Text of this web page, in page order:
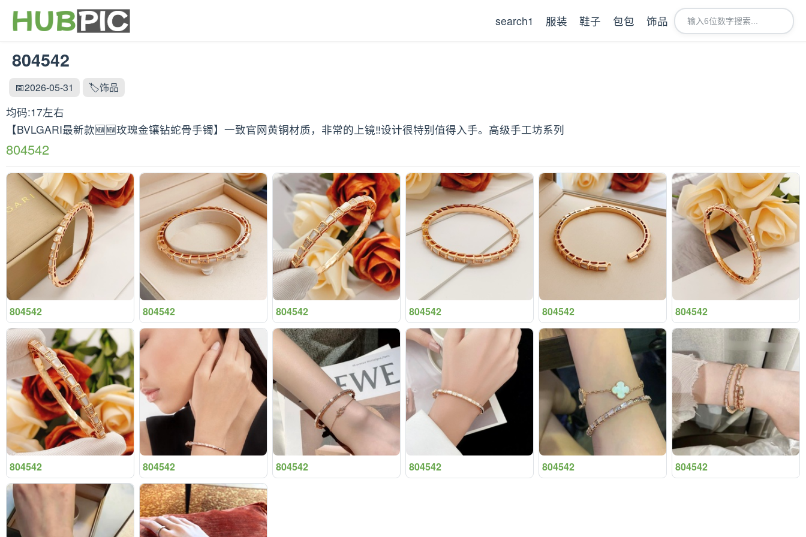
search1 服装 鞋子 包包 饰品
804542
📅2026-05-31 🏷️饰品
均码:17左右
【BVLGARI最新款🆕🆕玫瑰金镶钻蛇骨手镯】一致官网黄铜材质，非常的上镜‼️设计很特别值得入手。高级手工坊系列
804542
804542 804542 804542 804542 804542 804542
804542 804542 804542 804542 804542 804542